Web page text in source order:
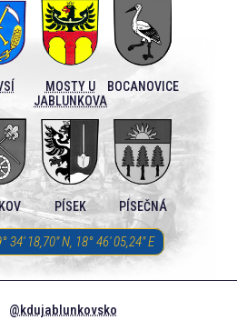
MOSTY U
JABLUNKOVA
BOCANOVICE
PÍSEK PÍSEČNÁ
18,70″ N, 18° 46′ 05,24″ E
@kdujablunkovsko